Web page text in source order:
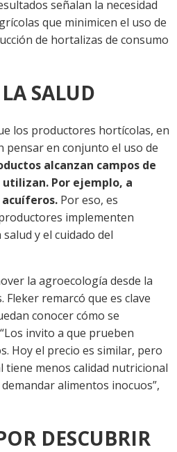
señalan la necesidad
que minimicen el uso de
de hortalizas de consumo
SALUD
los productores hortícolas, en
pensar en conjunto el uso de
alcanzan campos de
Por ejemplo, a
Por eso, es
implementen
y el cuidado del
la agroecología desde la
Fleker remarcó que es clave
conocer cómo se
invito a que prueben
Hoy el precio es similar, pero
tiene menos calidad nutricional
alimentos inocuos”,
DESCUBRIR